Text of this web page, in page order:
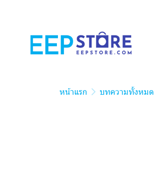
หน้าแรก บทความทั้งหมด